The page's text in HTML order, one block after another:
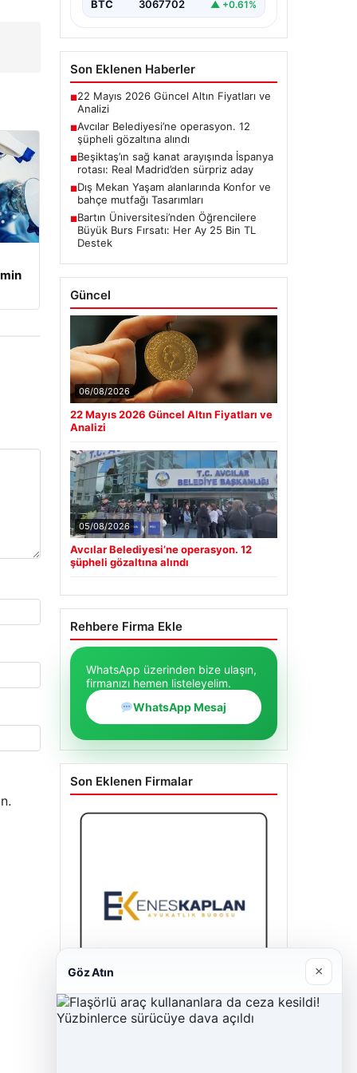
BTC 3067702 ▲ +0.61%
Son Eklenen Haberler
■22 Mayıs 2026 Güncel Altın Fiyatları ve
Analizi
■Avcılar Belediyesi’ne operasyon. 12
şüpheli gözaltına alındı
■Beşiktaş’ın sağ kanat arayışında İspanya
rotası: Real Madrid’den sürpriz aday
■Dış Mekan Yaşam alanlarında Konfor ve
bahçe mutfağı Tasarımları
■Bartın Üniversitesi’nden Öğrencilere
Büyük Burs Fırsatı: Her Ay 25 Bin TL
Destek
Güncel
06/08/2026
22 Mayıs 2026 Güncel Altın Fiyatları ve
Analizi
05/08/2026
Avcılar Belediyesi’ne operasyon. 12
şüpheli gözaltına alındı
Rehbere Firma Ekle
WhatsApp üzerinden bize ulaşın,
firmanızı hemen listeleyelim.
WhatsApp Mesaj
Son Eklenen Firmalar
Enes Kaplan Avukatlık Bürosu
Göz Atın ×